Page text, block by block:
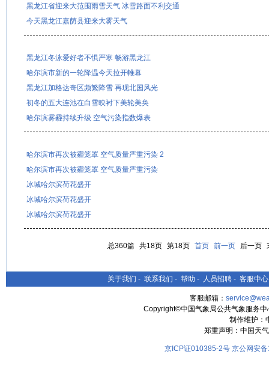
黑龙江省迎来大范围雨雪天气 冰雪路面不利交通
今天黑龙江嘉荫县迎来大雾天气
黑龙江冬泳爱好者不惧严寒 畅游黑龙江
哈尔滨市新的一轮降温今天拉开帷幕
黑龙江加格达奇区频繁降雪 再现北国风光
初冬的五大连池在白雪映衬下美轮美奂
哈尔滨雾霾持续升级 空气污染指数爆表
哈尔滨市再次被霾笼罩 空气质量严重污染 2
哈尔滨市再次被霾笼罩 空气质量严重污染
冰城哈尔滨荷花盛开
冰城哈尔滨荷花盛开
冰城哈尔滨荷花盛开
总360篇 共18页 第18页 首页 前一页 后一页
关于我们 - 联系我们 - 帮助 - 人员招聘 - 客服中心
客服邮箱：
Copyright©中国气象局公共气象服务
制作维护：
郑重声明：中国天
京ICP证010385-2号 京公网安